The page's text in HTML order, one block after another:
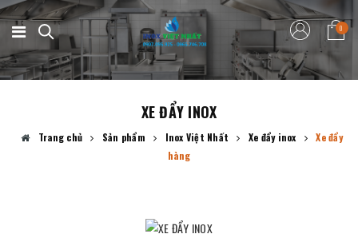
0
XE ĐẨY INOX
Trang chủ Sản phẩm Inox Việt Nhất Xe đẩy inox
Xe đẩy
hàng